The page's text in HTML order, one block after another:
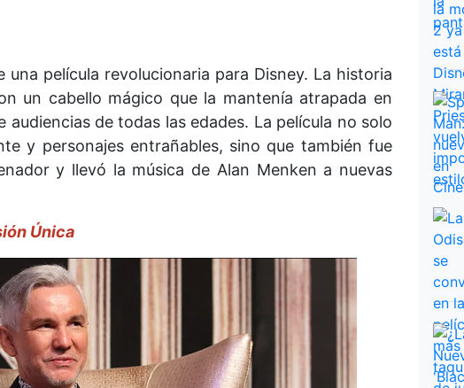
una película revolucionaria para Disney. La historia
un cabello mágico que la mantenía atrapada en
de todas las edades. La película no solo
y personajes entrañables, sino que también fue
y llevó la música de Alan Menken a nuevas
Única